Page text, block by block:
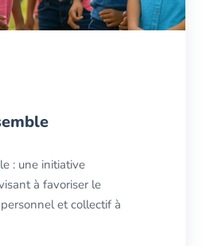
: une initiative
à favoriser le
et collectif à